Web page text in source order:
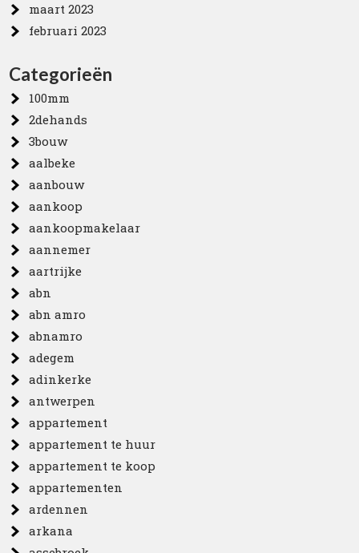
maart 2023
februari 2023
Categorieën
100mm
2dehands
3bouw
aalbeke
aanbouw
aankoop
aankoopmakelaar
aannemer
aartrijke
abn
abn amro
abnamro
adegem
adinkerke
antwerpen
appartement
appartement te huur
appartement te koop
appartementen
ardennen
arkana